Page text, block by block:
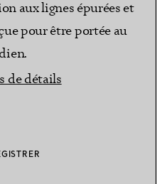
aux lignes épurées et
pour être portée au
de détails